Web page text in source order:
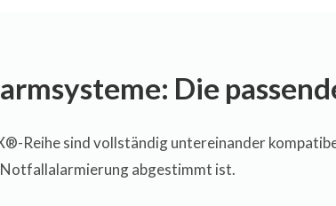
Die
Reihe sind vollständig untereinander
abgestimmt ist.